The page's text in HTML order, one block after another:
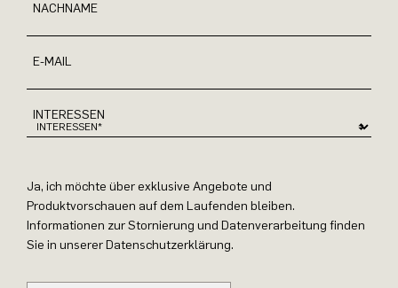
NACHNAME
E-MAIL
INTERESSEN
Ja, ich möchte über exklusive Angebote und
Produktvorschauen auf dem Laufenden bleiben.
Informationen zur Stornierung und Datenverarbeitung finden
Sie in unserer Datenschutzerklärung.